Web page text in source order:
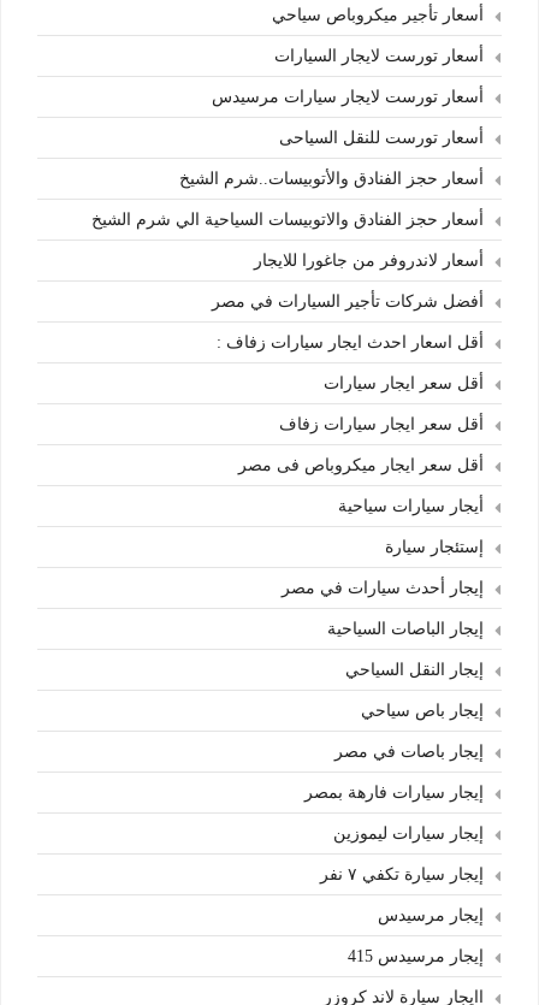
أسعار تأجير ميكروباص سياحي
أسعار تورست لايجار السيارات
أسعار تورست لايجار سيارات مرسيدس
أسعار تورست للنقل السياحى
أسعار حجز الفنادق والأتوبيسات..شرم الشيخ
أسعار حجز الفنادق والاتوبيسات السياحية الي شرم الشيخ
أسعار لاندروفر من جاغورا للايجار
أفضل شركات تأجير السيارات في مصر
أقل اسعار احدث ايجار سيارات زفاف :
أقل سعر ايجار سيارات
أقل سعر ايجار سيارات زفاف
أقل سعر ايجار ميكروباص فى مصر
أيجار سيارات سياحية
إستئجار سيارة
إيجار أحدث سيارات في مصر
إيجار الباصات السياحية
إيجار النقل السياحي
إيجار باص سياحي
إيجار باصات في مصر
إيجار سيارات فارهة بمصر
إيجار سيارات ليموزين
إيجار سيارة تكفي ٧ نفر
إيجار مرسيدس
إيجار مرسيدس 415
اايجار سيارة لاند كروزر